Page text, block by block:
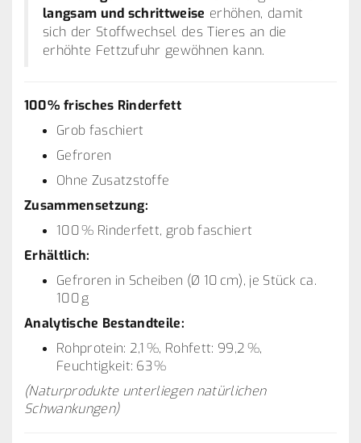
langsam und schrittweise erhöhen, damit
sich der Stoffwechsel des Tieres an die
erhöhte Fettzufuhr gewöhnen kann.
100 % frisches Rinderfett
Grob faschiert
Gefroren
Ohne Zusatzstoffe
Zusammensetzung:
100 % Rinderfett, grob faschiert
Erhältlich:
Gefroren in Scheiben (Ø 10 cm), je Stück ca.
100 g
Analytische Bestandteile:
Rohprotein: 2,1 %, Rohfett: 99,2 %,
Feuchtigkeit: 63 %
(Naturprodukte unterliegen natürlichen
Schwankungen)